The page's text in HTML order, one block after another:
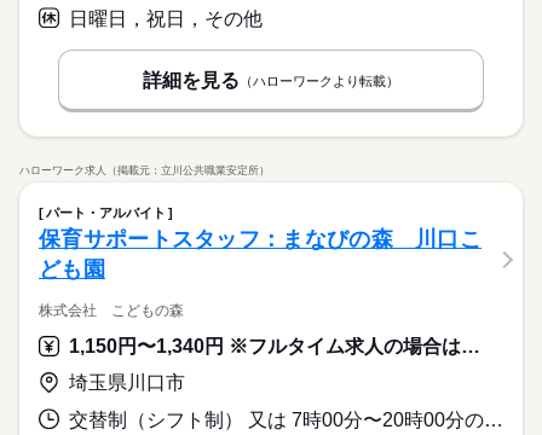
日曜日，祝日，その他
詳細を見る （ハローワークより転載）
ハローワーク求人（掲載元：立川公共職業安定所）
パート・アルバイト
保育サポートスタッフ：まなびの森 川口こ
ども園
株式会社 こどもの森
1,150円〜1,340円 ※フルタイム求人の場合は月額（換算額）、パート求人の場合は時間額を表示しています。
埼玉県川口市
交替制（シフト制） 又は 7時00分〜20時00分の時間の間の5時間以上